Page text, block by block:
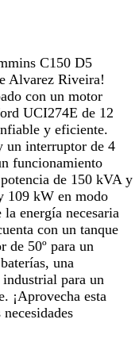
C150 D5
Alvarez Riveira!
con un motor
UCI274E de 12
y eficiente.
un interruptor de 4
funcionamiento
de 150 kVA y
109 kW en modo
energía necesaria
con un tanque
de 50º para un
una
para un
¡Aprovecha esta